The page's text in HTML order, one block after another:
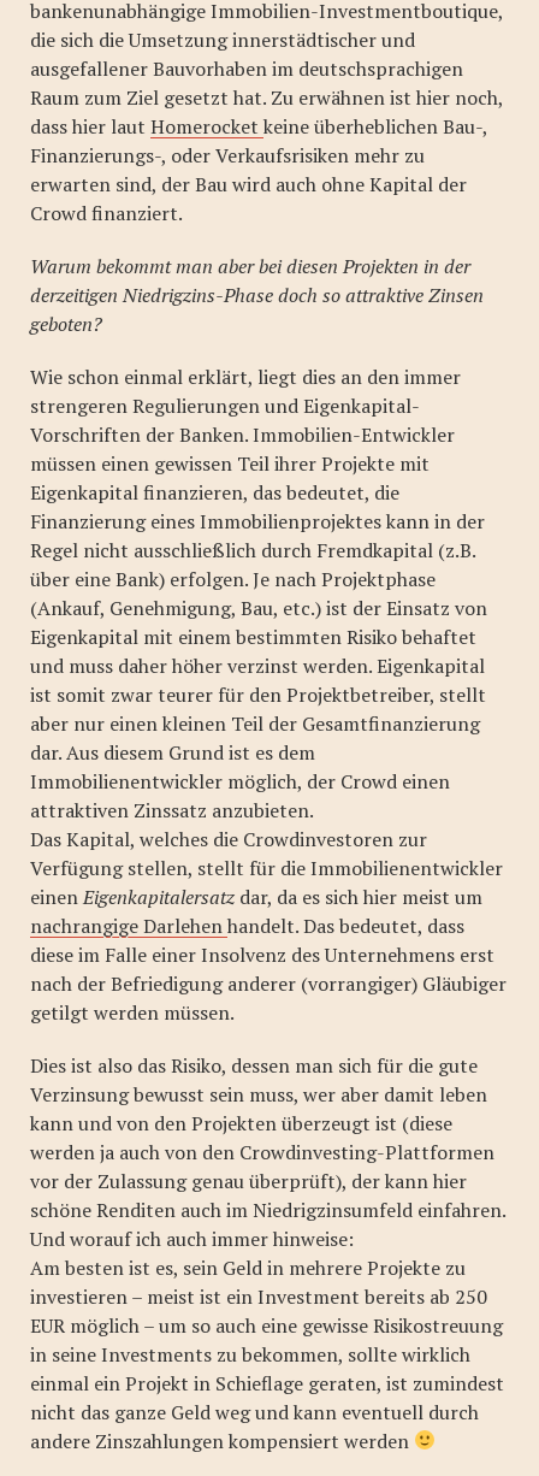
bankenunabhängige Immobilien-Investmentboutique,
die sich die Umsetzung innerstädtischer und
ausgefallener Bauvorhaben im deutschsprachigen
Raum zum Ziel gesetzt hat. Zu erwähnen ist hier noch,
dass hier laut Homerocket keine überheblichen Bau-,
Finanzierungs-, oder Verkaufsrisiken mehr zu
erwarten sind, der Bau wird auch ohne Kapital der
Crowd finanziert.
Warum bekommt man aber bei diesen Projekten in der
derzeitigen Niedrigzins-Phase doch so attraktive Zinsen
geboten?
Wie schon einmal erklärt, liegt dies an den immer
strengeren Regulierungen und Eigenkapital-
Vorschriften der Banken. Immobilien-Entwickler
müssen einen gewissen Teil ihrer Projekte mit
Eigenkapital finanzieren, das bedeutet, die
Finanzierung eines Immobilienprojektes kann in der
Regel nicht ausschließlich durch Fremdkapital (z.B.
über eine Bank) erfolgen. Je nach Projektphase
(Ankauf, Genehmigung, Bau, etc.) ist der Einsatz von
Eigenkapital mit einem bestimmten Risiko behaftet
und muss daher höher verzinst werden. Eigenkapital
ist somit zwar teurer für den Projektbetreiber, stellt
aber nur einen kleinen Teil der Gesamtfinanzierung
dar. Aus diesem Grund ist es dem
Immobilienentwickler möglich, der Crowd einen
attraktiven Zinssatz anzubieten.
Das Kapital, welches die Crowdinvestoren zur
Verfügung stellen, stellt für die Immobilienentwickler
einenEigenkapitalersatz dar, da es sich hier meist um
nachrangige Darlehenhandelt. Das bedeutet, dass
diese im Falle einer Insolvenz des Unternehmens erst
nach der Befriedigung anderer (vorrangiger) Gläubiger
getilgt werden müssen.
Dies ist also das Risiko, dessen man sich für die gute
Verzinsung bewusst sein muss, wer aber damit leben
kann und von den Projekten überzeugt ist (diese
werden ja auch von den Crowdinvesting-Plattformen
vor der Zulassung genau überprüft), der kann hier
schöne Renditen auch im Niedrigzinsumfeld einfahren.
Und worauf ich auch immer hinweise:
Am besten ist es, sein Geld in mehrere Projekte zu
investieren – meist ist ein Investment bereits ab 250
EUR möglich – um so auch eine gewisse Risikostreuung
in seine Investments zu bekommen, sollte wirklich
einmal ein Projekt in Schieflage geraten, ist zumindest
nicht das ganze Geld weg und kann eventuell durch
andere Zinszahlungen kompensiert werden